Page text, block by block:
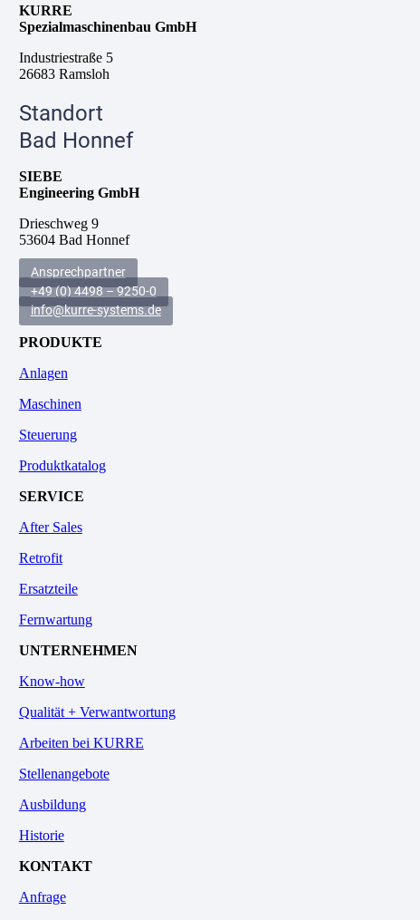
KURRE
Spezialmaschinenbau GmbH
Industriestraße 5
26683 Ramsloh
Standort
Bad Honnef
SIEBE
Engineering GmbH
Drieschweg 9
53604 Bad Honnef
Ansprechpartner
+49 (0) 4498 – 9250-0
info@kurre-systems.de
PRODUKTE
Anlagen
Maschinen
Steuerung
Produktkatalog
SERVICE
After Sales
Retrofit
Ersatzteile
Fernwartung
UNTERNEHMEN
Know-how
Qualität + Verwantwortung
Arbeiten bei KURRE
Stellenangebote
Ausbildung
Historie
KONTAKT
Anfrage